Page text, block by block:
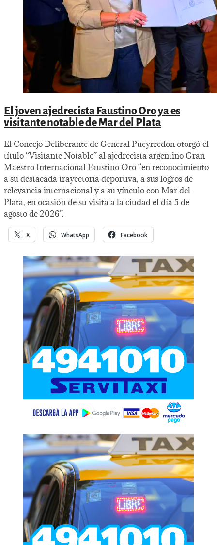
El joven ajedrecista Faustino Oro ya es
visitante notable de Mar del Plata
El Concejo Deliberante de General Pueyrredon otorgó el
título “Visitante Notable” al ajedrecista argentino Gran
Maestro Internacional Faustino Oro “en reconocimiento
a su destacada trayectoria deportiva, a sus logros de
relevancia internacional y a su vínculo con Mar del
Plata, en ocasión de su visita a la ciudad el día 5 de
agosto de 2026”.
X WhatsApp Facebook